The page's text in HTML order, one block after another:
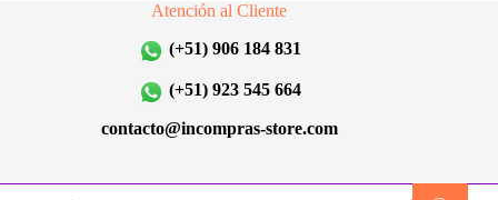
pueden
en
página
producto
Atención al Cliente
(+51) 906 184 831
(+51) 923 545 664
contacto@incompras-store.com